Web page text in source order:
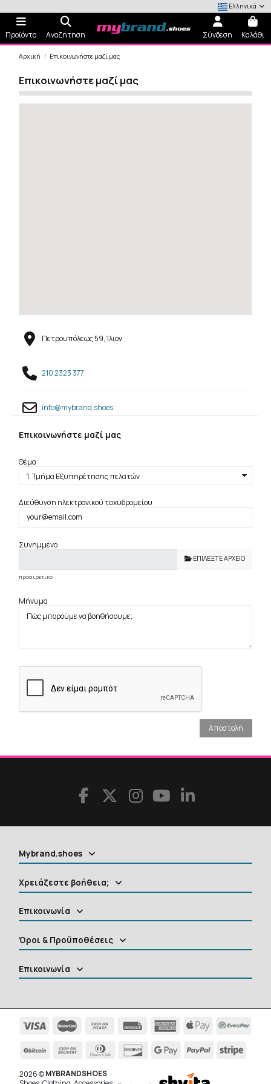
Ελληνικά
Προϊόντα Αναζήτηση Σύνδεση Καλάθι
Αρχική Επικοινωνήστε μαζί μας
Επικοινωνήστε μαζί μας
Πετρουπόλεως 59, Ίλιον
210 2323 377
info@mybrand.shoes
Επικοινωνήστε μαζί μας
Θέμα
Διεύθυνση ηλεκτρονικού ταχυδρομείου
Συνημμένο
ΕΠΙΛΈΞΤΕ ΑΡΧΕΊΟ
προαιρετικό
Μήνυμα
Mybrand.shoes
Χρειάζεστε βοήθεια;
Επικοινωνία
Όροι & Προϋποθέσεις
Επικοινωνία
2026 ©MYBRANDSHOES